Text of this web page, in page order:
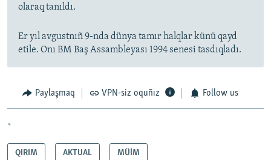
olaraq tanıldı.
Er yıl avgustnıñ 9-nda dünya tamır halqlar künü qayd
etile. Onı BM Baş Assambleyası 1994 senesi tasdıqladı.
Paylaşmaq VPN-siz oquñız Follow us
*
QIRIM AKTUAL MÜİM